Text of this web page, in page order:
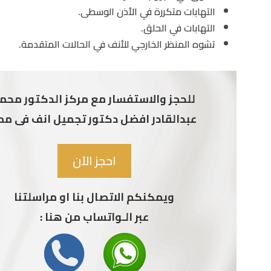
التهابات متكررة في الأذن الوسطى.
التهابات في الحلق.
تشوه المنظر الخارجي للأنف في الحالات المتقدمة.
للحجز والاستفسار مع مركز الدكتور
عبدالقادر افضل دكتور تجميل انف فى
احجز الآن
ويمكنكم الاتصال بنا او مراسلتنا
عبر الـواتساب من هنا :